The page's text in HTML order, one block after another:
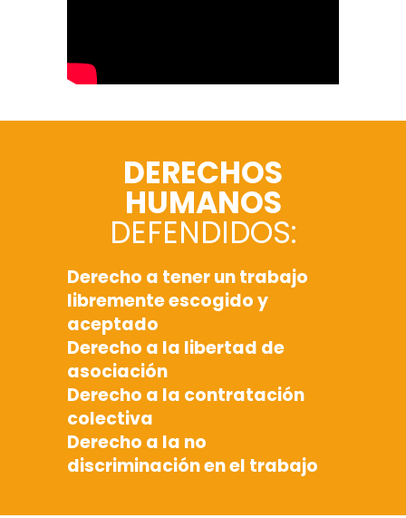
DERECHOS
HUMANOS
DEFENDIDOS:
Derecho a tener un trabajo
libremente escogido y
aceptado
Derecho a la libertad de
asociación
Derecho a la contratación
colectiva
Derecho a la no
discriminación en el trabajo